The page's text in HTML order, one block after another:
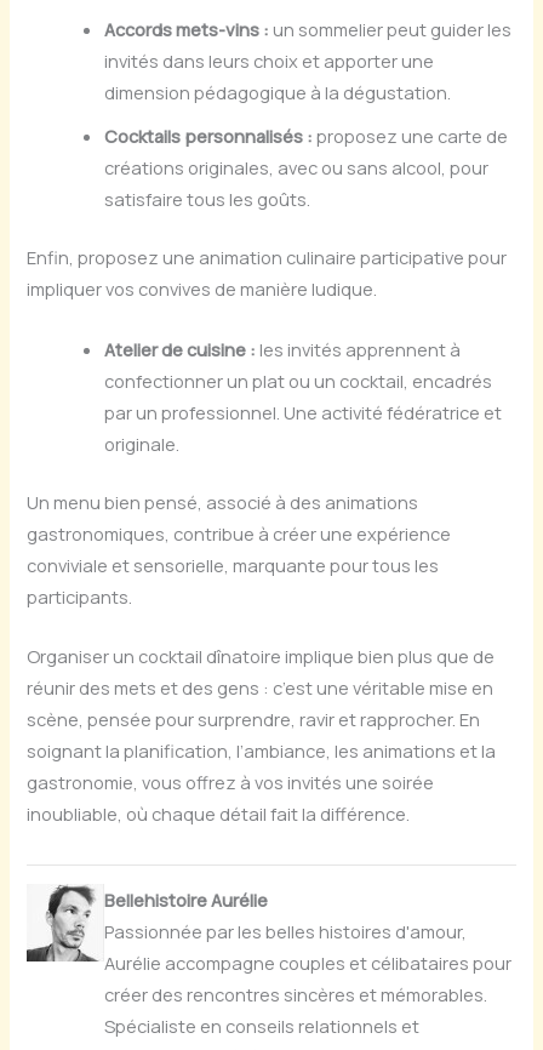
Accords mets-vins : un sommelier peut guider les
invités dans leurs choix et apporter une
dimension pédagogique à la dégustation.
Cocktails personnalisés : proposez une carte de
créations originales, avec ou sans alcool, pour
satisfaire tous les goûts.
Enfin, proposez une animation culinaire participative pour
impliquer vos convives de manière ludique.
Atelier de cuisine : les invités apprennent à
confectionner un plat ou un cocktail, encadrés
par un professionnel. Une activité fédératrice et
originale.
Un menu bien pensé, associé à des animations
gastronomiques, contribue à créer une expérience
conviviale et sensorielle, marquante pour tous les
participants.
Organiser un cocktail dînatoire implique bien plus que de
réunir des mets et des gens : c’est une véritable mise en
scène, pensée pour surprendre, ravir et rapprocher. En
soignant la planification, l’ambiance, les animations et la
gastronomie, vous offrez à vos invités une soirée
inoubliable, où chaque détail fait la différence.
Bellehistoire Aurélie
Passionnée par les belles histoires d'amour,
Aurélie accompagne couples et célibataires pour
créer des rencontres sincères et mémorables.
Spécialiste en conseils relationnels et